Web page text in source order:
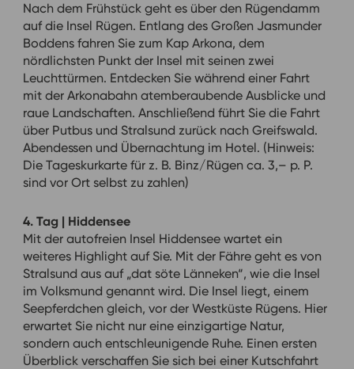
Nach dem Frühstück geht es über den Rügendamm
auf die Insel Rügen. Entlang des Großen Jasmunder
Boddens fahren Sie zum Kap Arkona, dem
nördlichsten Punkt der Insel mit seinen zwei
Leuchttürmen. Entdecken Sie während einer Fahrt
mit der Arkonabahn atemberaubende Ausblicke und
raue Landschaften. Anschließend führt Sie die Fahrt
über Putbus und Stralsund zurück nach Greifswald.
Abendessen und Übernachtung im Hotel. (Hinweis:
Die Tageskurkarte für z. B. Binz/Rügen ca. 3,– p. P.
sind vor Ort selbst zu zahlen)
4. Tag | Hiddensee
Mit der autofreien Insel Hiddensee wartet ein
weiteres Highlight auf Sie. Mit der Fähre geht es von
Stralsund aus auf „dat söte Länneken“, wie die Insel
im Volksmund genannt wird. Die Insel liegt, einem
Seepferdchen gleich, vor der Westküste Rügens. Hier
erwartet Sie nicht nur eine einzigartige Natur,
sondern auch entschleunigende Ruhe. Einen ersten
Überblick verschaffen Sie sich bei einer Kutschfahrt